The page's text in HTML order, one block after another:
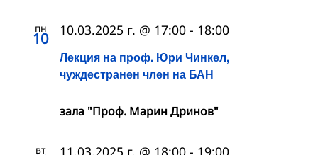
пн
10
Лекция на проф. Юри Чинкел,
чуждестранен член на БАН
10.03.2025 г. @ 17:00 - 18:00
зала "Проф. Марин Дринов"
вт 11.03.2025 г. @ 18:00 - 19:00